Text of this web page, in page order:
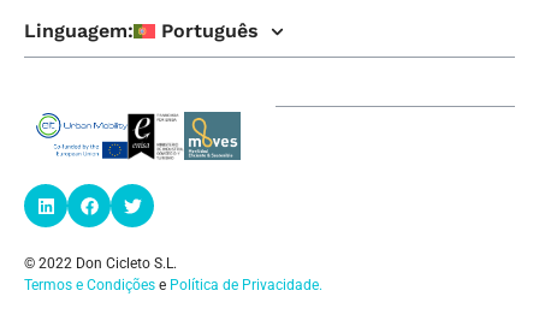
Linguagem: Português
© 2022 Don Cicleto S.L.
Termos e Condições e Política de Privacidade.